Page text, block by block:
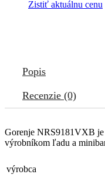
Zistiť aktuálnu cenu
Popis
Recenzie (0)
Gorenje NRS9181VXB je
výrobníkom ľadu a
výrobca